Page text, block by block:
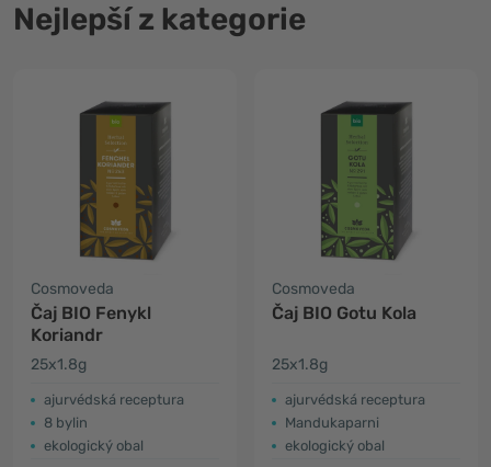
Nejlepší z kategorie
Cosmoveda
Čaj BIO Fenykl
Koriandr
25x1.8g
ajurvédská receptura
8 bylin
ekologický obal
Cosmoveda
Čaj BIO Gotu Kola
25x1.8g
ajurvédská receptura
Mandukaparni
ekologický obal